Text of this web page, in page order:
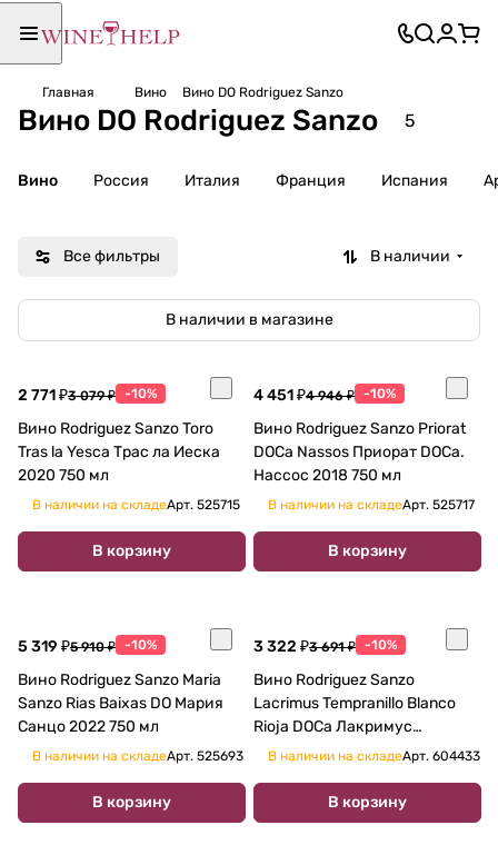
Главная Вино Вино DO Rodriguez Sanzo
Вино DO Rodriguez Sanzo 5
Вино Россия Италия Франция Испания
Все фильтры В наличии
В наличии в магазине
2 771 ₽3 079 ₽ -10%
Вино Rodriguez Sanzo Toro
Tras la Yesca Трас ла Иеска
2020 750 мл
В наличии на складеАрт. 525715
В корзину
4 451 ₽4 946 ₽ -10%
Вино Rodriguez Sanzo Priorat
DOCa Nassos Приорат DOCa.
Нассос 2018 750 мл
В наличии на складеАрт. 525717
В корзину
5 319 ₽5 910 ₽ -10%
Вино Rodriguez Sanzo Maria
Sanzo Rias Baixas DO Мария
Санцо 2022 750 мл
В наличии на складеАрт. 525693
В корзину
3 322 ₽3 691 ₽ -10%
Вино Rodriguez Sanzo
Lacrimus Tempranillo Blanco
Rioja DOCa Лакримус
Темпранильо Бланко 2020
В наличии на складеАрт. 604433
В корзину